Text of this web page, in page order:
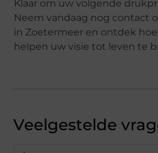
Klaar om uw volgende
Neem vandaag nog contact
in Zoetermeer en ontdek
helpen uw visie tot leven te
Veelgestelde